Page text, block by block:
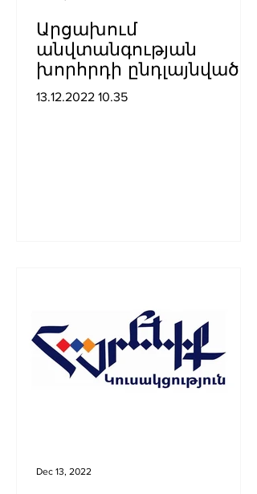
Արցախում
անվտանգության
խորհրդի ընդլայնված
նիստ է կայացել, որոշել
13.12.2022 10.35
Dec 13, 2022